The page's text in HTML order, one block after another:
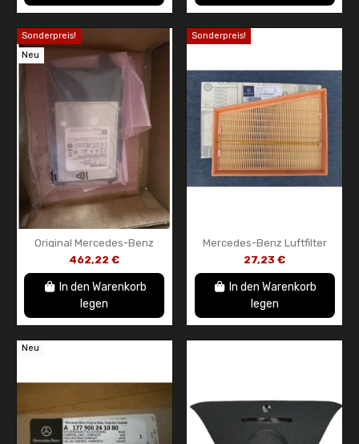
Sonderpreis!
Neu
Original Mercedes-Benz
MBUX Head Unit Festplatte
462,22 €
In den Warenkorb
legen
Sonderpreis!
Mercedes-Benz Luftfilter
A4150940304 Originalteil –
Citan W415 / A-Klasse W176
27,23 €
In den Warenkorb
legen
Neu